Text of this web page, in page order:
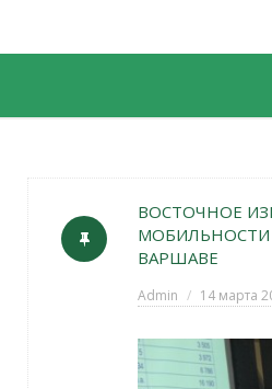
content
ВОСТОЧНОЕ
МОБИЛЬНОСТИ
ВАРШАВЕ
Admin 14 марта